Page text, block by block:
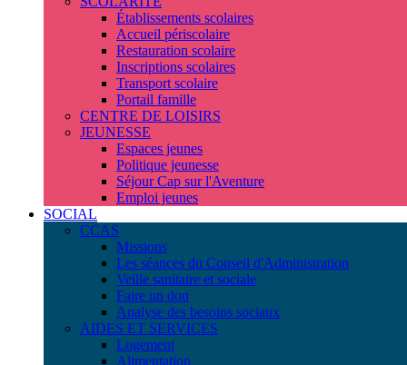
Établissements scolaires
Accueil périscolaire
Restauration scolaire
Inscriptions scolaires
Transport scolaire
Portail famille
CENTRE DE LOISIRS
JEUNESSE
Espaces jeunes
Politique jeunesse
Séjour Cap sur l'Aventure
Emploi jeunes
SOCIAL
CCAS
Missions
Les séances du Conseil d'Administration
Veille sanitaire et sociale
Faire un don
Analyse des besoins sociaux
AIDES ET SERVICES
Logement
Alimentation